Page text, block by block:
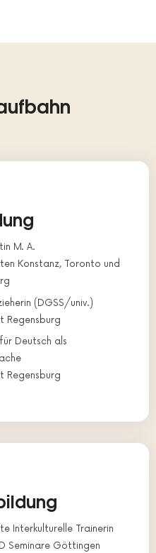
M. A.
Konstanz, Toronto und
(DGSS/univ.)
Regensburg
Deutsch als
Regensburg
Interkulturelle Trainerin
Seminare Göttingen